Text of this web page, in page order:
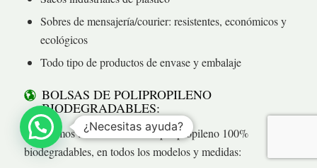
Sobres de mensajería/courier: resistentes, económicos y
ecológicos
Todo tipo de productos de envase y embalaje
BOLSAS DE POLIPROPILENO
BIODEGRADABLES:
Fabricamos también bolsas de polipropileno 100%
biodegradables, en todos los modelos y medidas:
¿Necesitas ayuda?